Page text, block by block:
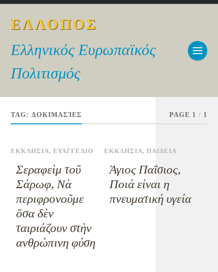
ΕΛΛΟΠΟΣ
Ελληνικός Ευρωπαϊκός
Πολιτισμός
TAG:ΔΟΚΙΜΑΣΊΕΣ PAGE 1 / 1
ΕΚΚΛΗΣΙΑ,ΕΥΑΓΓΕΛΙΟ
Σεραφεὶμ τοῦ
Σάρωφ, Νὰ
περιφρονοῦμε
ὅσα δὲν
ταιριάζουν στὴν
ανθρώπινη φύση
ΕΚΚΛΗΣΙΑ, ΠΑΙΔΕΙΑ
Άγιος Παΐσιος,
Ποιά είναι η
πνευματική υγεία